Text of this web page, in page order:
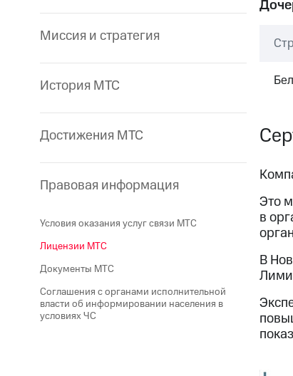
Миссия и стратегия
История МТС
Достижения МТС
Правовая информация
Условия оказания услуг связи МТС
Лицензии МТС
Документы МТС
Соглашения с органами исполнительной
власти об информировании населения в
условиях ЧС
Это
в
В